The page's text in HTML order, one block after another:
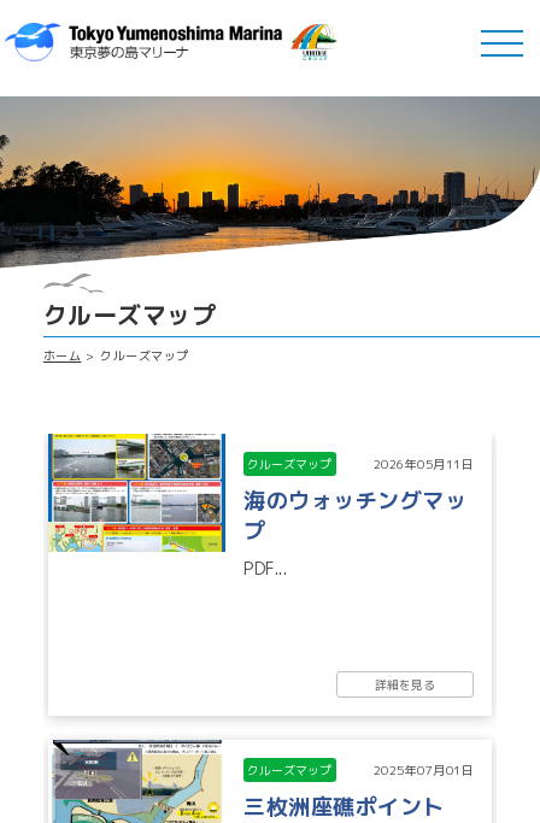
クルーズマップ
ホーム クルーズマップ
クルーズマップ 2026年05月11日
海のウォッチングマッ
プ
PDF...
詳細を見る
クルーズマップ 2025年07月01日
三枚洲座礁ポイント